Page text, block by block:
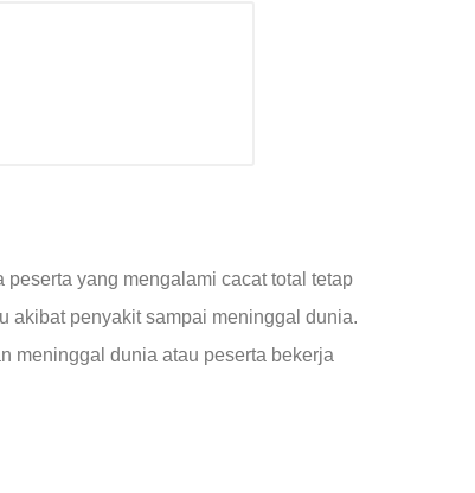
yang mengalami cacat total tetap
akibat penyakit sampai meninggal dunia.
meninggal dunia atau peserta bekerja